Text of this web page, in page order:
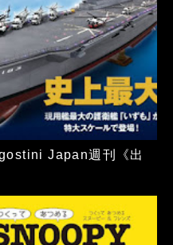
Japan週刊《出